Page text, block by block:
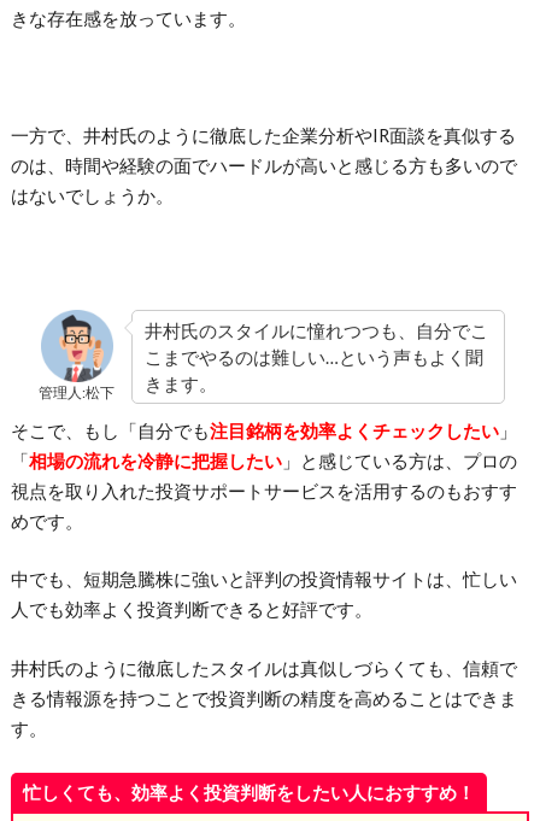
きな存在感を放っています。
一方で、井村氏のように徹底した企業分析やIR面談を真似する
のは、時間や経験の面でハードルが高いと感じる方も多いので
はないでしょうか。
管理人:松下
井村氏のスタイルに憧れつつも、自分でこ
こまでやるのは難しい…という声もよく聞
きます。
そこで、もし「自分でも注目銘柄を効率よくチェックしたい」
「相場の流れを冷静に把握したい」と感じている方は、プロの
視点を取り入れた投資サポートサービスを活用するのもおすす
めです。
中でも、短期急騰株に強いと評判の投資情報サイトは、忙しい
人でも効率よく投資判断できると好評です。
井村氏のように徹底したスタイルは真似しづらくても、信頼で
きる情報源を持つことで投資判断の精度を高めることはできま
す。
忙しくても、効率よく投資判断をしたい人におすすめ！